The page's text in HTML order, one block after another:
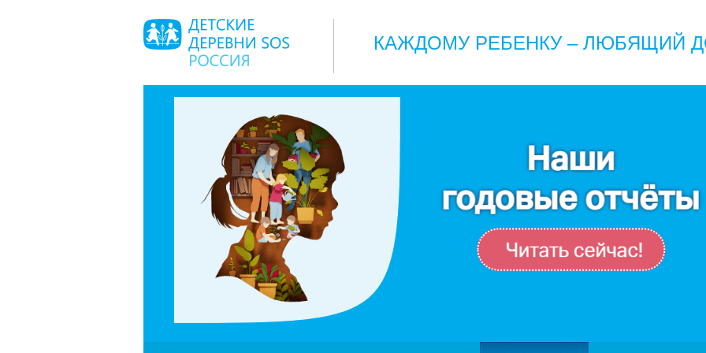
КАЖДОМУ РЕБЕНКУ – ЛЮБЯЩИЙ